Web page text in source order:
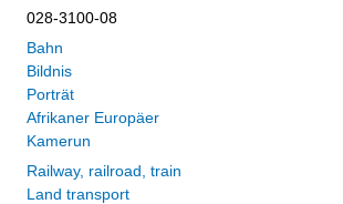
028-3100-08
Bahn
Bildnis
Porträt
Afrikaner Europäer
Kamerun
Railway, railroad, train
Land transport